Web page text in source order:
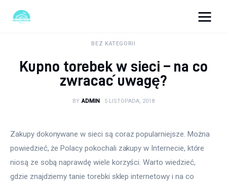
Turystyka
Uroda
Zdrowie
BEZ KATEGORII
Kupno torebek w sieci – na co
zwracać uwagę?
BY ADMIN 5 LISTOPADA, 2018
Zakupy dokonywane w sieci są coraz popularniejsze. Można
powiedzieć, że Polacy pokochali zakupy w Internecie, które
niosą ze sobą naprawdę wiele korzyści. Warto wiedzieć,
gdzie znajdziemy tanie torebki sklep internetowy i na co